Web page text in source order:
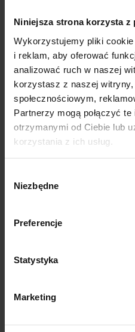
Niniejsza strona korzysta z
Wykorzystujemy pliki
i reklam, aby oferować
analizować ruch w naszej
korzystasz z naszej
społecznościowym,
Partnerzy mogą połączyć
otrzymanymi od Ciebie lub
korzystania z ich usług.
zgody
Niezbędne
Preferencje
Statystyka
Marketing
Cena zawiera
Rejs i nocleg na
Zakwaterowanie
Program
Opiekę kadry
Opłaty portowe